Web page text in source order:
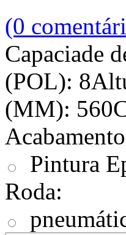
(0
Capaciade
(POL):
(MM):
Pintura
Roda: